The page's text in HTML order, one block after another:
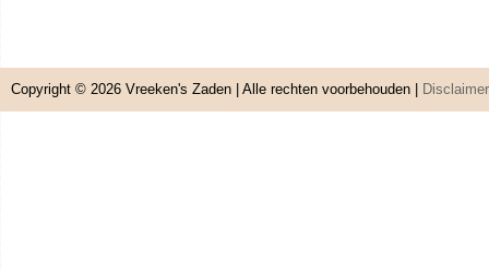
Copyright © 2026 Vreeken's Zaden | Alle rechten voorbehouden | Disclaimer